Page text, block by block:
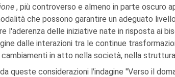
, più controverso e almeno in parte oscuro
che possono garantire un adeguato
l'aderenza delle iniziative nate in risposta ai
dalle interazioni tra le continue
cambiamenti in atto nella società, nella
queste considerazioni l'indagine "Verso il